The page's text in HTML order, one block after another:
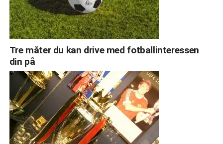
Tre måter du kan drive med fotballinteressen
din på